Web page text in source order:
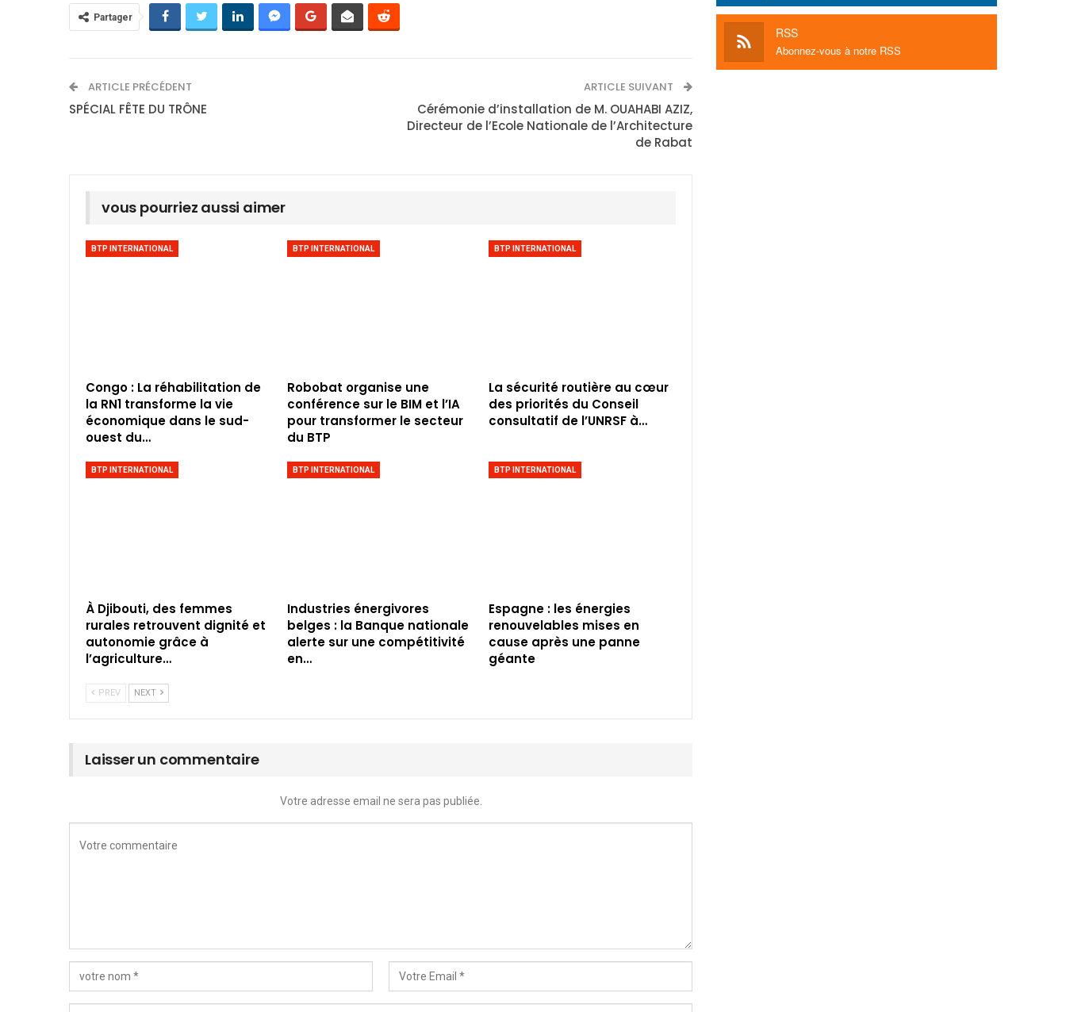
Partager
ARTICLE PRÉCÉDENT
SPÉCIAL FÊTE DU TRÔNE
ARTICLE SUIVANT
Cérémonie d’installation de M. OUAHABI AZIZ,
Directeur de l’Ecole Nationale de l’Architecture
de Rabat
vous pourriez aussi aimer
BTP INTERNATIONAL
Congo : La réhabilitation de
la RN1 transforme la vie
économique dans le sud-
ouest du…
BTP INTERNATIONAL
Robobat organise une
conférence sur le BIM et l’IA
pour transformer le secteur
du BTP
BTP INTERNATIONAL
La sécurité routière au cœur
des priorités du Conseil
consultatif de l’UNRSF à…
BTP INTERNATIONAL
À Djibouti, des femmes
rurales retrouvent dignité et
autonomie grâce à
l’agriculture…
BTP INTERNATIONAL
Industries énergivores
belges : la Banque nationale
alerte sur une compétitivité
en…
BTP INTERNATIONAL
Espagne : les énergies
renouvelables mises en
cause après une panne
géante
PREV NEXT
Laisser un commentaire
Votre adresse email ne sera pas publiée.
RSS
Abonnez-vous à notre RSS